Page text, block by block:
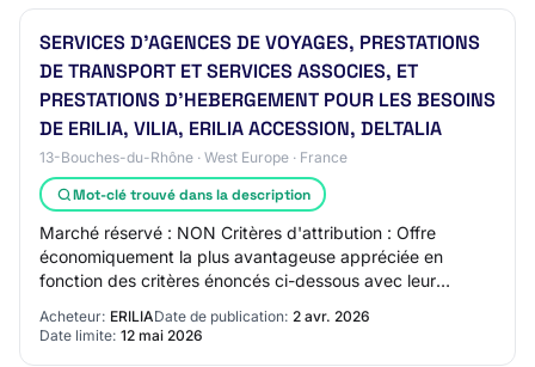
SERVICES D'AGENCES DE VOYAGES, PRESTATIONS
DE TRANSPORT ET SERVICES ASSOCIES, ET
PRESTATIONS D'HEBERGEMENT POUR LES BESOINS
DE ERILIA, VILIA, ERILIA ACCESSION, DELTALIA
13-Bouches-du-Rhône · West Europe · France
Mot-clé trouvé dans la description
Marché réservé : NON Critères d'attribution : Offre
économiquement la plus avantageuse appréciée en
fonction des critères énoncés ci-dessous avec leur
Acheteur: ERILIADate de publication: 2 avr. 2026
Date limite: 12 mai 2026